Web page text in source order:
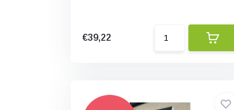
€39,22